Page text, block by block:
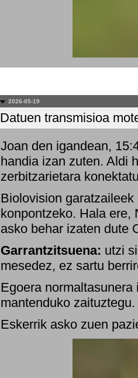
2026-05-19
Datuen transmisioa
Joan den igandean,
handia izan zuten. Aldi
zerbitzarietara
Biolovision
konpontzeko. Hala ere,
asko behar izaten dute
Garrantzitsuena: utzi
mesedez, ez sartu
Egoera
mantenduko
Eskerrik asko zuen